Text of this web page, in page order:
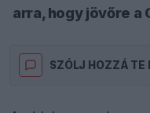
arra, hogy jövőre a
SZÓLJ HOZZÁ TE